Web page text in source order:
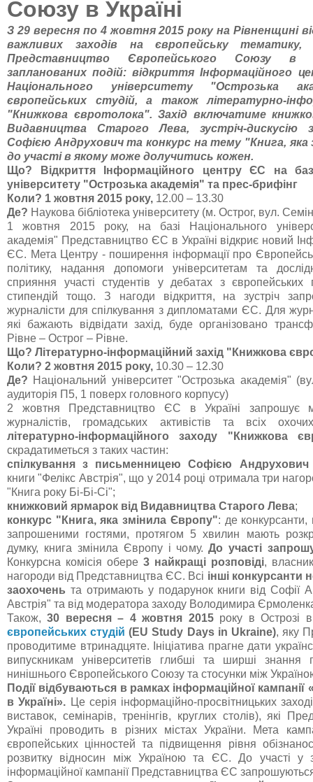
Союзу в Україні
З 29 вересня по 4 жовтня 2015 року на Рівненщині
важливих заходів на європейську тематику,
Представництво Європейського Союзу в
запланованих подій: відкриття Інформаційного
Національного університету "Острозька
європейських студій, а також літературно-
"Книжкова євротолока". Захід включатиме
Видавництва Старого Лева, зустріч-дискусію
Софією Андрухович та конкурс на тему "Книга, яка
до участі в якому може долучитись кожен.
Що?
Відкриття Інформаційного центру ЄС на
університету "Острозька академія" та прес-брифінг
Коли? 1 жовтня 2015 року, 12.00 – 13.30
Де? Наукова бібліотека університету (м. Острог, вул.
1 жовтня 2015 року, на базі Національного
академія" Представництво ЄС в Україні відкриє новий
ЄС. Мета Центру - поширення інформації про
політику, надання допомоги університетам та
сприяння участі студентів у дебатах з європейських
стипендій тощо. З нагоди відкриття, на зустріч
журналісти для спілкування з дипломатами ЄС. Для
які бажають відвідати захід, буде організовано
Рівне – Острог – Рівне.
Що? Літературно-інформаційний захід "Книжкова
Коли? 2 жовтня 2015 року, 10.30 – 12.30
Де? Національний університет "Острозька академія"
аудиторія П5, 1 поверх головного корпусу)
2 жовтня Представництво ЄС в Україні запрошує
журналістів, громадських активістів та всіх
літературно-інформаційного заходу "Книжкова
скрадатиметься з таких частин:
спілкування з письменницею Софією Андрухович
книги "Фелікс Австрія", що у 2014 році отримала три
"Книга року Бі-Бі-Сі";
книжковий ярмарок від Видавництва Старого Лева;
конкурс "Книга, яка змінила Європу": де конкурсанти,
запрошеними гостями, протягом 5 хвилин мають
думку, книга змінила Європу і чому.До участі
Конкурсна комісія обере 3 найкращі розповіді,
нагороди від Представництва ЄС. Всі інші конкурсанти
заохочень та отримають у подарунок книги від Софії
Австрія" та від модератора заходу Володимира
Також,30 вересня – 4 жовтня 2015року в Острозі
європейських студій (EU Study Days in Ukraine), яку
проводитиме втринадцяте. Ініціатива прагне дати
випускникам університетів глибші та ширші знання
нинішнього Європейського Союзу та стосунки між
Події відбуваються в рамках інформаційної
в Україні». Це серія інформаційно-просвітницьких
виставок, семінарів, тренінгів, круглих столів), які
Україні проводить в різних містах України. Мета
європейських цінностей та підвищення рівня
розвитку відносин між Україною та ЄС. До участі у
інформаційної кампанії Представництва ЄС запрошуються